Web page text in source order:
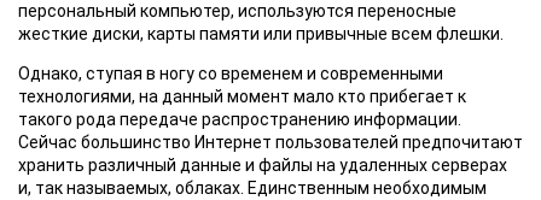
персональный компьютер, используются переносные
жесткие диски, карты памяти или привычные всем флешки.
Однако, ступая в ногу со временем и современными
технологиями, на данный момент мало кто прибегает к
такого рода передаче распространению информации.
Сейчас большинство Интернет пользователей предпочитают
хранить различный данные и файлы на удаленных серверах
и, так называемых, облаках. Единственным необходимым